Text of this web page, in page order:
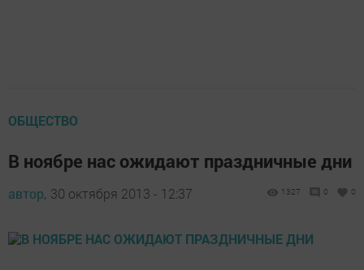
ОБЩЕСТВО
В ноябре нас ожидают праздничные дни
автор, 30 октября 2013 - 12:37 1327 0 0